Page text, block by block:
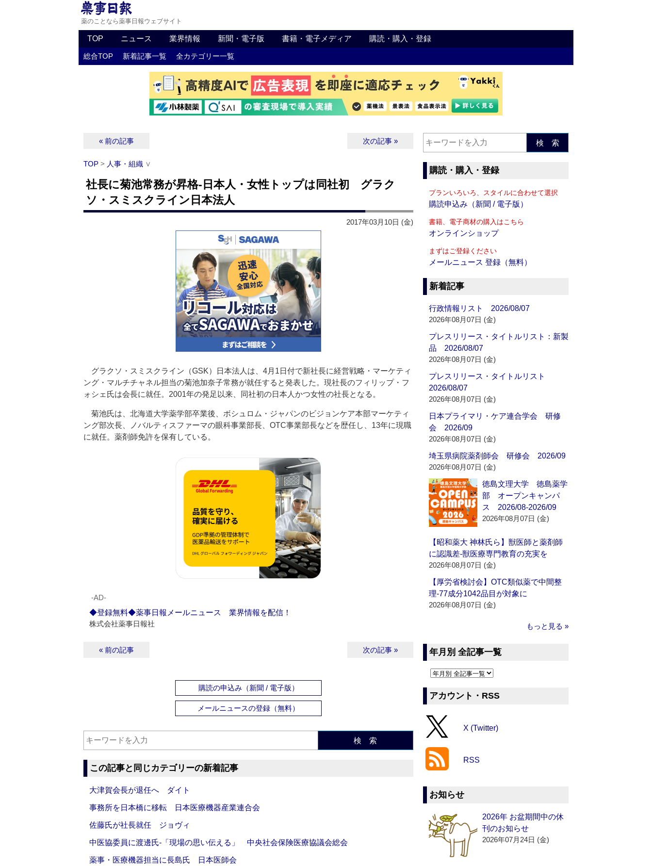
薬のことなら薬事日報ウェブサイト
TOP ニュース 業界情報 新聞・電子版 書籍・電子メディア 購読・購入・登録
総合TOP 新着記事一覧 全カテゴリー一覧
« 前の記事 次の記事 »
TOP > 人事・組織 ∨
社長に菊池常務が昇格‐日本人・女性トップは同社初 グラク
ソ・スミスクライン日本法人
2017年03月10日 (金)
グラクソ・スミスクライン（GSK）日本法人は、4月1日付で新社長に経営戦略・マーケティ
ング・マルチチャネル担当の菊池加奈子常務が就任すると発表した。現社長のフィリップ・フ
ォシェ氏は会長に就任。2001年の発足以来、同社初の日本人かつ女性の社長となる。
菊池氏は、北海道大学薬学部卒業後、ボシュロム・ジャパンのビジョンケア本部マーケティ
ング部次長、ノバルティスファーマの眼科事業部長、OTC事業部長などを歴任し、13年に現職
に就任。薬剤師免許を保有している。
‐AD‐
◆登録無料◆薬事日報メールニュース 業界情報を配信！
株式会社薬事日報社
« 前の記事 次の記事 »
購読の申込み（新聞 / 電子版）
メールニュースの登録（無料）
検 索
この記事と同じカテゴリーの新着記事
大津賀会長が退任へ ダイト
事務所を日本橋に移転 日本医療機器産業連合会
佐藤氏が社長就任 ジョヴィ
中医協委員に渡邊氏‐「現場の思い伝える」 中央社会保険医療協議会総会
薬事・医療機器担当に長島氏 日本医師会
検 索
購読・購入・登録
プランいろいろ、スタイルに合わせて選択
購読申込み（新聞 / 電子版）
書籍、電子商材の購入はこちら
オンラインショップ
まずはご登録ください
メールニュース 登録（無料）
新着記事
行政情報リスト 2026/08/07
2026年08月07日 (金)
プレスリリース・タイトルリスト：新製
品 2026/08/07
2026年08月07日 (金)
プレスリリース・タイトルリスト
2026/08/07
2026年08月07日 (金)
日本プライマリ・ケア連合学会 研修
会 2026/09
2026年08月07日 (金)
埼玉県病院薬剤師会 研修会 2026/09
2026年08月07日 (金)
徳島文理大学 徳島薬学
部 オープンキャンパ
ス 2026/08-2026/09
2026年08月07日 (金)
【昭和薬大 神林氏ら】獣医師と薬剤師
に認識差‐獣医療専門教育の充実を
2026年08月07日 (金)
【厚労省検討会】OTC類似薬で中間整
理‐77成分1042品目が対象に
2026年08月07日 (金)
もっと見る »
年月別 全記事一覧
アカウント・RSS
X (Twitter)
RSS
お知らせ
2026年 お盆期間中の休
刊のお知らせ
2026年07月24日 (金)